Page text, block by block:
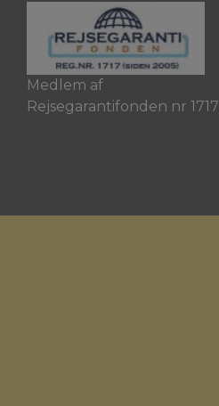
Medlem af
Rejsegarantifonden nr 1717